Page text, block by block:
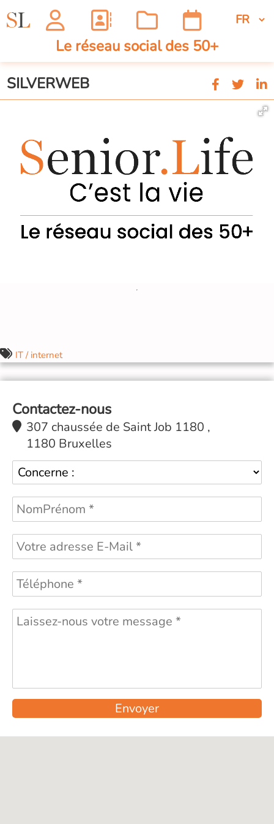
Le réseau social des 50+
SILVERWEB
IT / internet
Contactez-nous
307 chaussée de Saint Job 1180 ,
1180 Bruxelles
Envoyer